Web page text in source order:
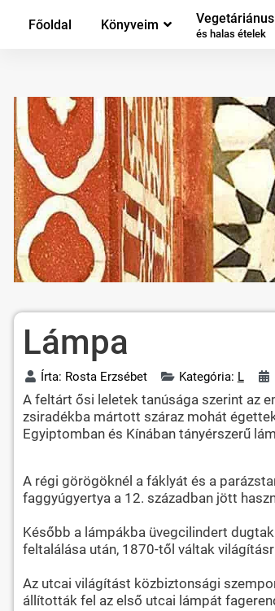
Főoldal Könyveim Vegetáriánus
és halas ételek
Lámpa
Írta: Rosta Erzsébet Kategória: L
A feltárt ősi leletek tanúsága szerint az
zsiradékba mártott száraz mohát
Egyiptomban és Kínában tányérszerű
A régi görögöknél a fáklyát és a
faggyúgyertya a 12. században jött
Később a lámpákba üvegcilindert
feltalálása után, 1870-től váltak
Az utcai világítást közbiztonsági
állították fel az első utcai lámpát